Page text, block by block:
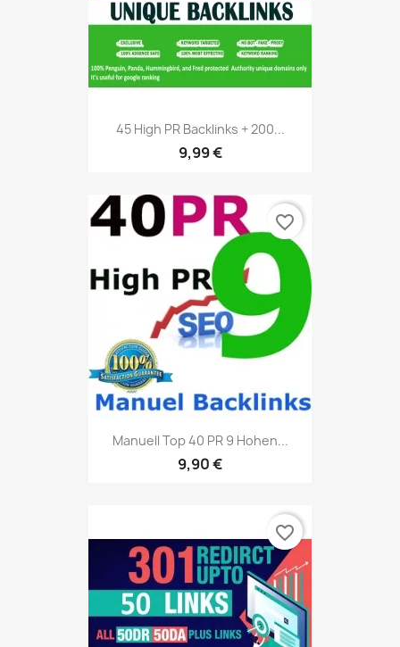
45 High PR Backlinks + 200...
9,99 €
Manuell Top 40 PR 9 Hohen...
9,90 €
favorite_border
favorite_border